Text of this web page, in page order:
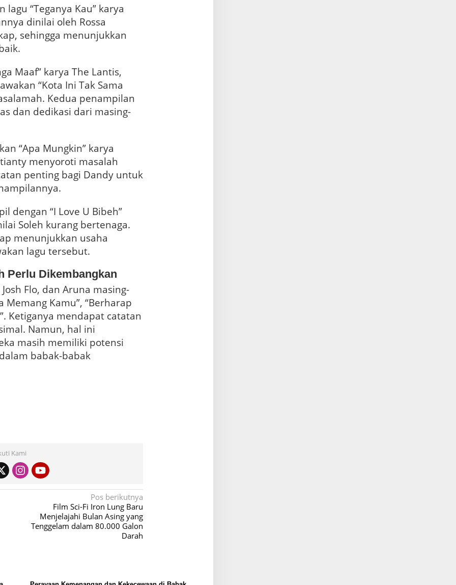
“Teganya Kau” karya
dinilai oleh Rossa
sehingga menunjukkan
Maaf” karya The Lantis,
“Kota Ini Tak Sama
Kedua penampilan
dan dedikasi dari masing-
“Apa Mungkin” karya
menyoroti masalah
penting bagi Dandy untuk
dengan “I Love U Bibeh”
Soleh kurang bertenaga.
menunjukkan usaha
lagu tersebut.
Perlu Dikembangkan
Flo, dan Aruna masing-
Memang Kamu”, “Berharap
Ketiganya mendapat catatan
Namun, hal ini
masih memiliki potensi
babak-babak
Kami
Pos berikutnya
Film Sci-Fi Iron Lung Baru
Menjelajahi Bulan Asing yang
Tenggelam dalam 80.000 Galon
Darah